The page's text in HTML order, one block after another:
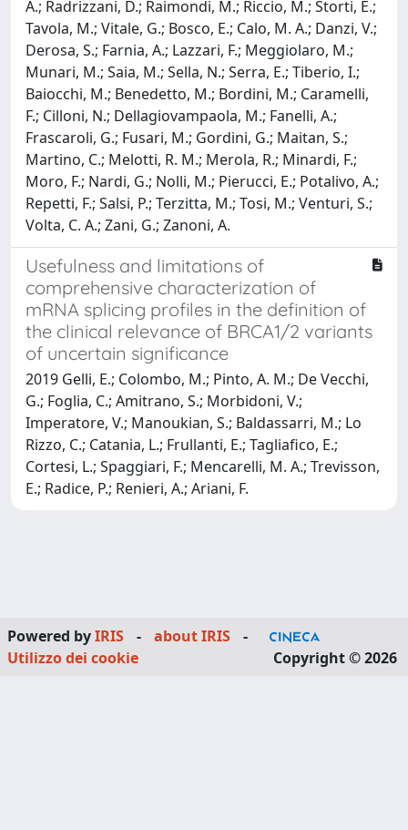
A.; Radrizzani, D.; Raimondi, M.; Riccio, M.; Storti, E.;
Tavola, M.; Vitale, G.; Bosco, E.; Calo, M. A.; Danzi, V.;
Derosa, S.; Farnia, A.; Lazzari, F.; Meggiolaro, M.;
Munari, M.; Saia, M.; Sella, N.; Serra, E.; Tiberio, I.;
Baiocchi, M.; Benedetto, M.; Bordini, M.; Caramelli,
F.; Cilloni, N.; Dellagiovampaola, M.; Fanelli, A.;
Frascaroli, G.; Fusari, M.; Gordini, G.; Maitan, S.;
Martino, C.; Melotti, R. M.; Merola, R.; Minardi, F.;
Moro, F.; Nardi, G.; Nolli, M.; Pierucci, E.; Potalivo, A.;
Repetti, F.; Salsi, P.; Terzitta, M.; Tosi, M.; Venturi, S.;
Volta, C. A.; Zani, G.; Zanoni, A.
Usefulness and limitations of
comprehensive characterization of
mRNA splicing profiles in the definition of
the clinical relevance of BRCA1/2 variants
of uncertain significance
2019 Gelli, E.; Colombo, M.; Pinto, A. M.; De Vecchi,
G.; Foglia, C.; Amitrano, S.; Morbidoni, V.;
Imperatore, V.; Manoukian, S.; Baldassarri, M.; Lo
Rizzo, C.; Catania, L.; Frullanti, E.; Tagliafico, E.;
Cortesi, L.; Spaggiari, F.; Mencarelli, M. A.; Trevisson,
E.; Radice, P.; Renieri, A.; Ariani, F.
Powered byIRIS - about IRIS
-
Utilizzo dei cookie
Copyright © 2026